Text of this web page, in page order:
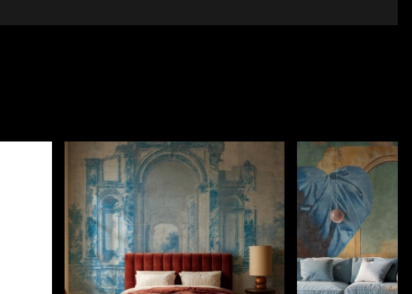
atemporală – un simbol al eleganței și al rafinamentului